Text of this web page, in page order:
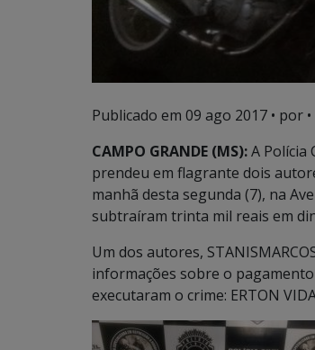
Publicado em 09 ago 2017 • por •
CAMPO GRANDE (MS):A Polícia
prendeu em flagrante dois
manhã desta segunda (7), na
subtraíram trinta mil reais em
Um dos autores,
informações sobre o
executaram o crime: ERTON